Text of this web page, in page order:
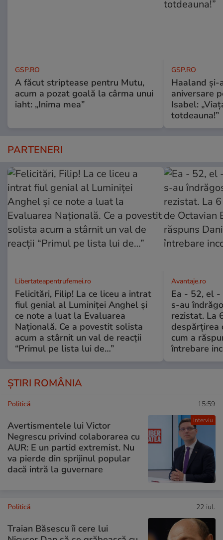
GSP.RO
A făcut striptease pentru Mutu,
acum a pozat goală la cârma unui
iaht: „Inima mea”
GSP.RO
Haaland
aniversare
Isabel:
totdeauna!”
PARTENERI
Libertateapentrufemei.ro
Felicitări, Filip! La ce liceu a intrat
fiul genial al Luminiței Anghel și
ce note a luat la Evaluarea
Națională. Ce a povestit solista
acum a stârnit un val de reacții
“Primul pe lista lui de…”
Avantaje.ro
Ea - 52, el -
s-au
rezistat. La
despărțirea
cum a
întrebare
ȘTIRI ROMÂNIA
Interviu
Politică 15:59
Avertismentele lui Victor
Negrescu privind colaborarea cu
AUR: E un partid extremist. Nu
va pierde din sprijinul popular
dacă intră la guvernare
Politică 22 iul.
Traian Băsescu îi cere lui